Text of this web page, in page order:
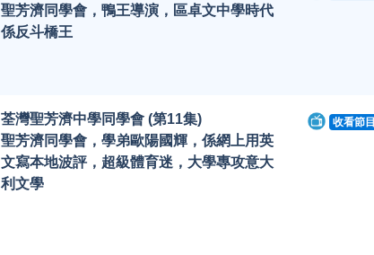
聖芳濟同學會，鴨王導演，區卓文中學時代
係反斗橋王
荃灣聖芳濟中學同學會 (第11集)
聖芳濟同學會，學弟歐陽國輝，係網上用英
文寫本地波評，超級體育迷，大學專攻意大
利文學
收看節目